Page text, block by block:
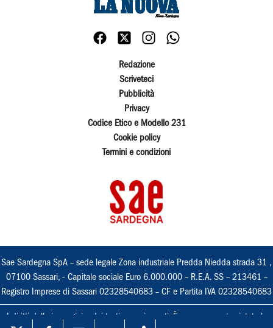
Redazione
Scriveteci
Pubblicità
Privacy
Codice Etico e Modello 231
Cookie policy
Termini e condizioni
Sae Sardegna SpA – sede legale Zona industriale Predda Niedda strada 31 ,
07100 Sassari, - Capitale sociale Euro 6.000.000 – R.E.A. SS – 213461 –
Registro Imprese di Sassari 02328540683 – CF e Partita IVA 02328540683
I diritti delle immagini e dei testi sono riservati. È espressamente vietata la